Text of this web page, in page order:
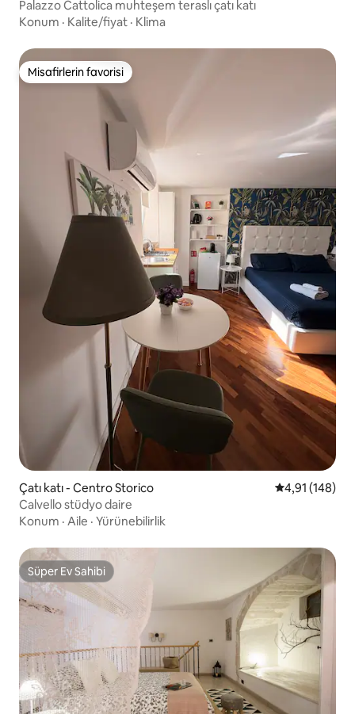
Palazzo Cattolica muhteşem teraslı çatı katı
Konum · Kalite/fiyat · Klima
Misafirlerin favorisi
Misafirlerin favorisi
Çatı katı - Centro Storico 5 üzerinden
4,91 (148)
Calvello stüdyo daire
Konum · Aile · Yürünebilirlik
Süper Ev Sahibi
Süper Ev Sahibi